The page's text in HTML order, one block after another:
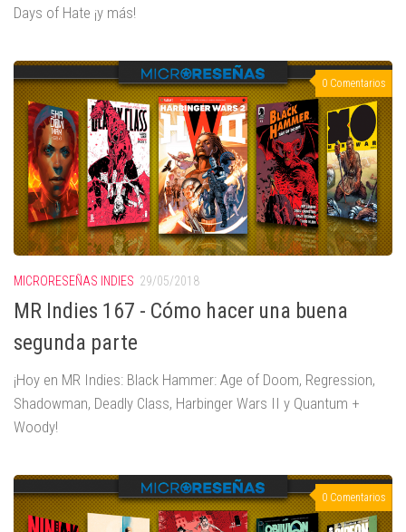
Days of Hate ¡y más!
0 Comentarios
MICRORESEÑAS INDIES 29/05/2018
MR Indies 167 - Cómo hacer una buena
segunda parte
¡Hoy en MR Indies: Black Hammer: Age of Doom, Regression,
Shadowman, Deadly Class, Harbinger Wars II y Quantum +
Woody!
0 Comentarios